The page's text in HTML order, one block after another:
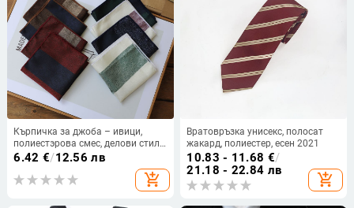
Кърпичка за джоба – ивици,
полиестэрова смес, делови стил,
Лято 2022
6.42 €/12.56 лв
add_shopping_cart
Вратовръзка унисекс, полосат
жакард, полиестер, есен 2021
10.83 - 11.68 €/
21.18 - 22.84 лв
add_shopping_cart